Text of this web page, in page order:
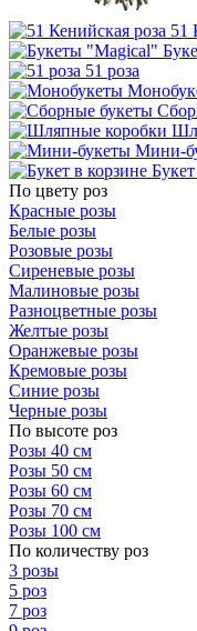
51
51 роза
Мини-
По цвету роз
Красные розы
Белые розы
Розовые розы
Сиреневые розы
Малиновые розы
Разноцветные розы
Желтые розы
Оранжевые розы
Кремовые розы
Синие розы
Черные розы
По высоте роз
Розы 40 см
Розы 50 см
Розы 60 см
Розы 70 см
Розы 100 см
По количеству роз
3 розы
5 роз
7 роз